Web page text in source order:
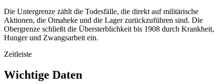
Die Untergrenze zählt die Todesfälle, die direkt auf militärische
Aktionen, die Omaheke und die Lager zurückzuführen sind. Die
Obergrenze schließt die Übersterblichkeit bis 1908 durch Krankheit,
Hunger und Zwangsarbeit ein.
Zeitleiste
Wichtige Daten